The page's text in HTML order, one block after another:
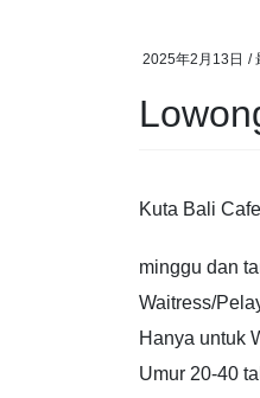
2025年2月13日 /
Kuta Bali
minggu dan
Waitress/
Hanya untuk
Umur 20-40